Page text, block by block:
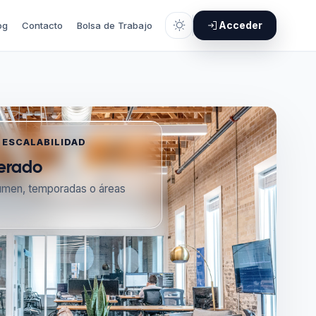
Contacto Bolsa de Trabajo Acceder
temporadas o áreas